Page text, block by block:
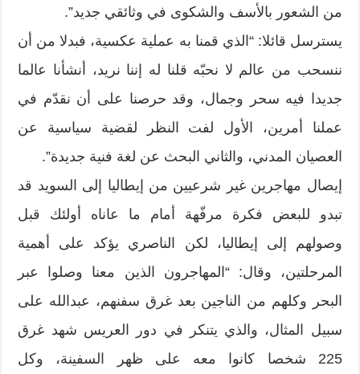
من الشعور بالأسف والشكوى في وثائقي جديد”.
يسترسل قائلا: “الذي قمنا به عملية عكسية، فبدلا من أن
ننسحب من عالم لا نحبّه قلنا له إننا نريد، أنشأنا عالما
جديدا فيه سحر وجمال، وقد حرصنا على أن نقدّم في
عملنا أمرين، الأول لفت النظر لقضية سياسية عن
العصيان المدني، والثاني البحث عن لغة فنية جديدة”.
إيصال مهاجرين غير شرعيين من إيطاليا إلى السويد قد
تبدو للبعض فكرة مرفّهة أمام ما عاناه أولئك قبل
وصولهم إلى إيطاليا، لكن الناصري يؤكد على أهمية
المرحلتين، وقال: “المهاجرون الذين معنا وصلوا عبر
البحر وكلهم من الناجين بعد غرق سفنهم، عبدالله على
سبيل المثال، والذي يتنكر في دور العريس شهد غرق
225 شخصا كانوا معه على ظهر السفينة، وكل